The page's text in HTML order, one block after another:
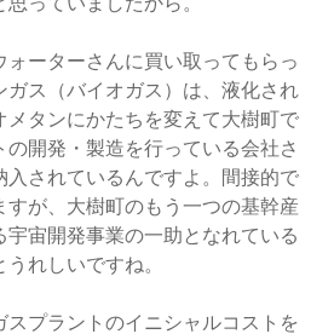
ォーターさんに買い取ってもらっ
ガス（バイオガス）は、液化され
メタンにかたちを変えて大樹町で
の開発・製造を行っている会社さ
入されているんですよ。間接的で
すが、大樹町のもう一つの基幹産
宇宙開発事業の一助となれている
うれしいですね。
スプラントのイニシャルコストを